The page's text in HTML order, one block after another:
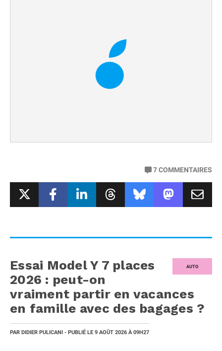
7COMMENTAIRES
AUTO
Essai Model Y 7 places
2026 : peut-on
vraiment partir en vacances
en famille avec des bagages ?
PAR DIDIER PULICANI - PUBLIÉ LE 9 AOÛT 2026 À 09H27